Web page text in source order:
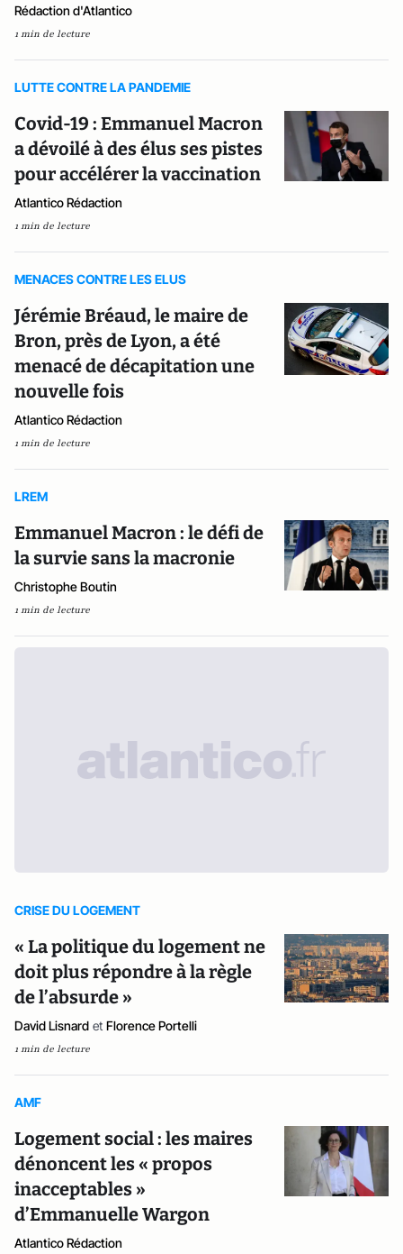
Rédaction d'Atlantico
1 min de lecture
LUTTE CONTRE LA PANDEMIE
Covid-19 : Emmanuel Macron
a dévoilé à des élus ses pistes
pour accélérer la vaccination
Atlantico Rédaction
1 min de lecture
MENACES CONTRE LES ELUS
Jérémie Bréaud, le maire de
Bron, près de Lyon, a été
menacé de décapitation une
nouvelle fois
Atlantico Rédaction
1 min de lecture
LREM
Emmanuel Macron : le défi de
la survie sans la macronie
Christophe Boutin
1 min de lecture
CRISE DU LOGEMENT
« La politique du logement ne
doit plus répondre à la règle
de l’absurde »
David Lisnard et Florence Portelli
1 min de lecture
AMF
Logement social : les maires
dénoncent les « propos
inacceptables »
d’Emmanuelle Wargon
Atlantico Rédaction